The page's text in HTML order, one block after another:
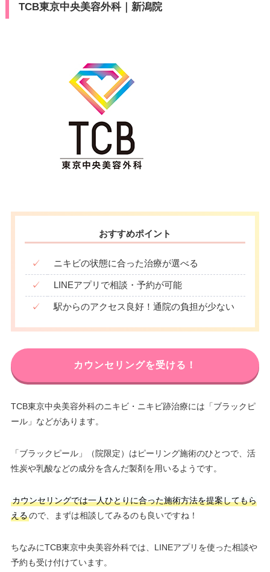
TCB東京中央美容外科｜新潟院
おすすめポイント
✓ ニキビの状態に合った治療が選べる
✓ LINEアプリで相談・予約が可能
✓ 駅からのアクセス良好！通院の負担が少ない
カウンセリングを受ける！
TCB東京中央美容外科のニキビ・ニキビ跡治療には「ブラックピ
ール」などがあります。
「ブラックピール」（院限定）はピーリング施術のひとつで、活
性炭や乳酸などの成分を含んだ製剤を用いるようです。
カウンセリングでは一人ひとりに合った施術方法を提案してもら
えるので、まずは相談してみるのも良いですね！
ちなみにTCB東京中央美容外科では、LINEアプリを使った相談や
予約も受け付けています。